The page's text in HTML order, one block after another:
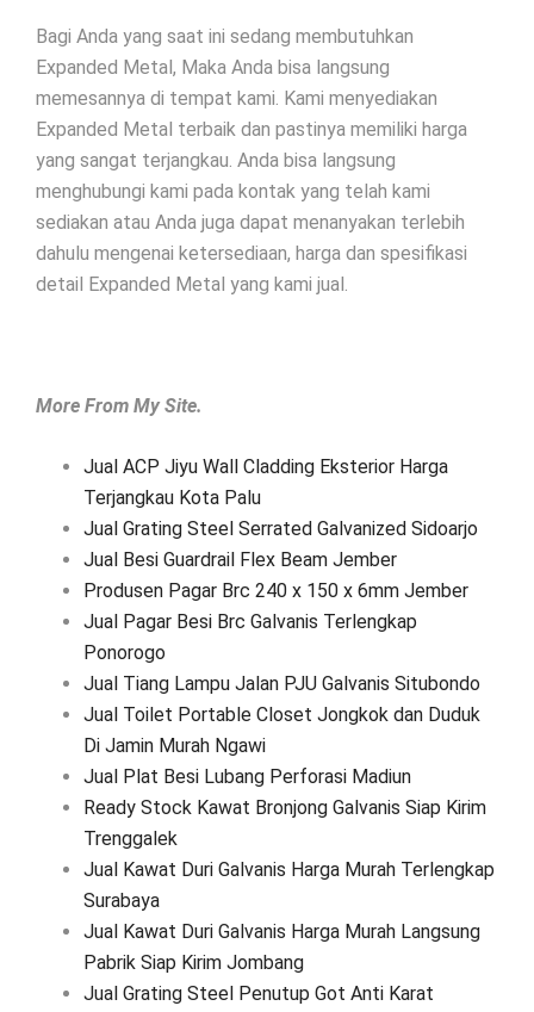
Bagi Anda yang saat ini sedang membutuhkan
Expanded Metal, Maka Anda bisa langsung
memesannya di tempat kami. Kami menyediakan
Expanded Metal terbaik dan pastinya memiliki harga
yang sangat terjangkau. Anda bisa langsung
menghubungi kami pada kontak yang telah kami
sediakan atau Anda juga dapat menanyakan terlebih
dahulu mengenai ketersediaan, harga dan spesifikasi
detail Expanded Metal yang kami jual.
More From My Site.
Jual ACP Jiyu Wall Cladding Eksterior Harga
Terjangkau Kota Palu
Jual Grating Steel Serrated Galvanized Sidoarjo
Jual Besi Guardrail Flex Beam Jember
Produsen Pagar Brc 240 x 150 x 6mm Jember
Jual Pagar Besi Brc Galvanis Terlengkap
Ponorogo
Jual Tiang Lampu Jalan PJU Galvanis Situbondo
Jual Toilet Portable Closet Jongkok dan Duduk
Di Jamin Murah Ngawi
Jual Plat Besi Lubang Perforasi Madiun
Ready Stock Kawat Bronjong Galvanis Siap Kirim
Trenggalek
Jual Kawat Duri Galvanis Harga Murah Terlengkap
Surabaya
Jual Kawat Duri Galvanis Harga Murah Langsung
Pabrik Siap Kirim Jombang
Jual Grating Steel Penutup Got Anti Karat